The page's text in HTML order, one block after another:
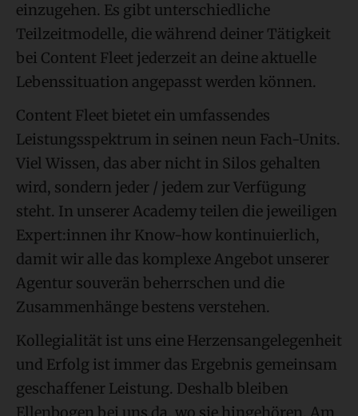
einzugehen. Es gibt unterschiedliche
Teilzeitmodelle, die während deiner Tätigkeit
bei Content Fleet jederzeit an deine aktuelle
Lebenssituation angepasst werden können.
Content Fleet bietet ein umfassendes
Leistungsspektrum in seinen neun Fach-Units.
Viel Wissen, das aber nicht in Silos gehalten
wird, sondern jeder / jedem zur Verfügung
steht. In unserer Academy teilen die jeweiligen
Expert:innen ihr Know-how kontinuierlich,
damit wir alle das komplexe Angebot unserer
Agentur souverän beherrschen und die
Zusammenhänge bestens verstehen.
Kollegialität ist uns eine Herzensangelegenheit
und Erfolg ist immer das Ergebnis gemeinsam
geschaffener Leistung. Deshalb bleiben